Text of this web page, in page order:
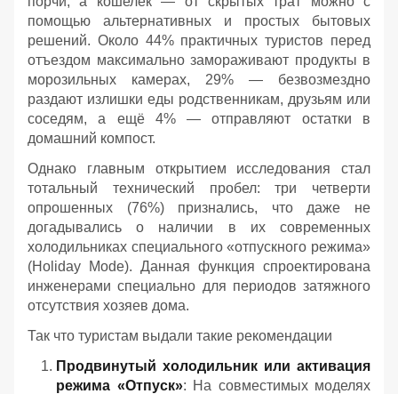
помощью альтернативных и простых бытовых
решений. Около 44% практичных туристов перед
отъездом максимально замораживают продукты в
морозильных камерах, 29% — безвозмездно
раздают излишки еды родственникам, друзьям или
соседям, а ещё 4% — отправляют остатки в
домашний компост.
Однако главным открытием исследования стал
тотальный технический пробел: три четверти
опрошенных (76%) признались, что даже не
догадывались о наличии в их современных
холодильниках специального «отпускного режима»
(Holiday Mode). Данная функция спроектирована
инженерами специально для периодов затяжного
отсутствия хозяев дома.
Так что туристам выдали такие рекомендации
Продвинутый холодильник или активация
режима «Отпуск»: На совместимых моделях